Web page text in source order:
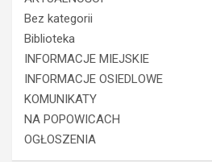
Bez kategorii
Biblioteka
INFORMACJE MIEJSKIE
INFORMACJE OSIEDLOWE
KOMUNIKATY
NA POPOWICACH
OGŁOSZENIA